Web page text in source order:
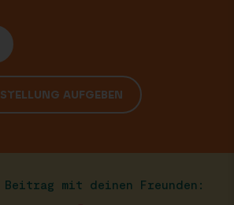
AUFGEBEN
mit deinen Freunden: